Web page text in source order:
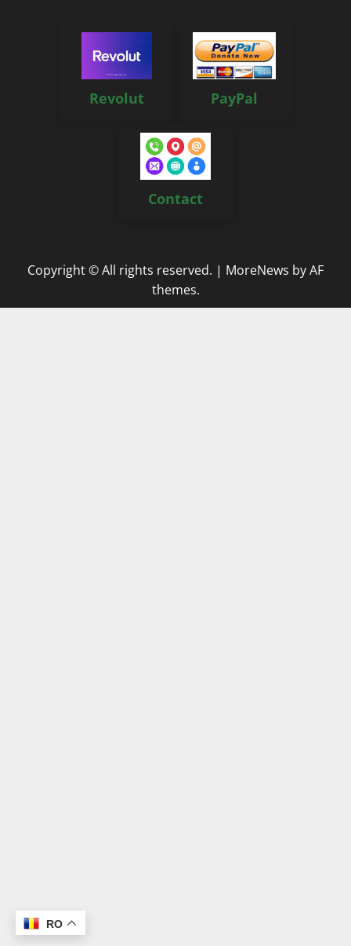
Revolut PayPal
Contact
Copyright © All rights reserved. | MoreNews by AF
themes.